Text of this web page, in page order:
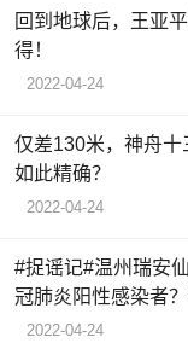
回到地球后，王亚
得！
2022-04-24
仅差130米，神舟
如此精确？
2022-04-24
#捉谣记#温州瑞安
冠肺炎阳性感染者？
2022-04-24